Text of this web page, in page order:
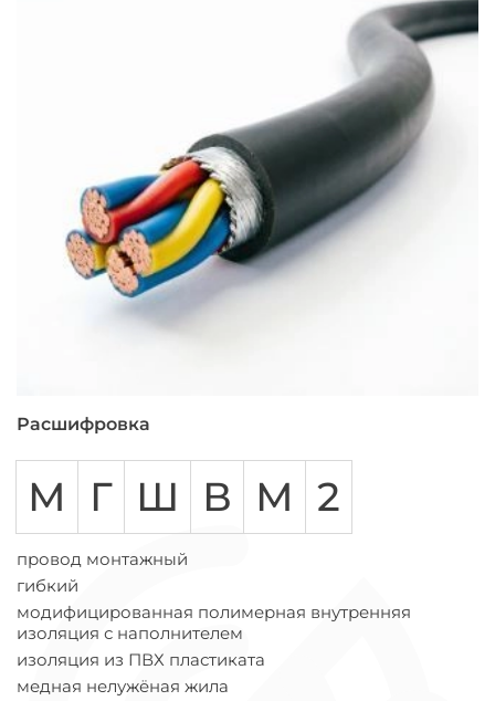
Расшифровка
М Г Ш В М 2
провод монтажный
гибкий
модифицированная полимерная внутренняя
изоляция с наполнителем
изоляция из ПВХ пластиката
медная нелужёная жила